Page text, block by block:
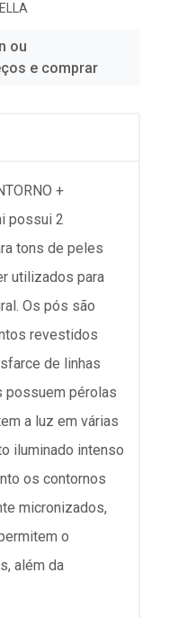
ou
e comprar
+
possui 2
tons de peles
utilizados para
Os pós são
revestidos
de linhas
possuem pérolas
a luz em várias
iluminado intenso
os contornos
micronizados,
o
além da